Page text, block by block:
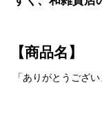
【商品名】
「ありがとうござ